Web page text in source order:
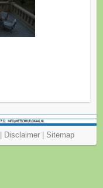
Disclaimer| Sitemap